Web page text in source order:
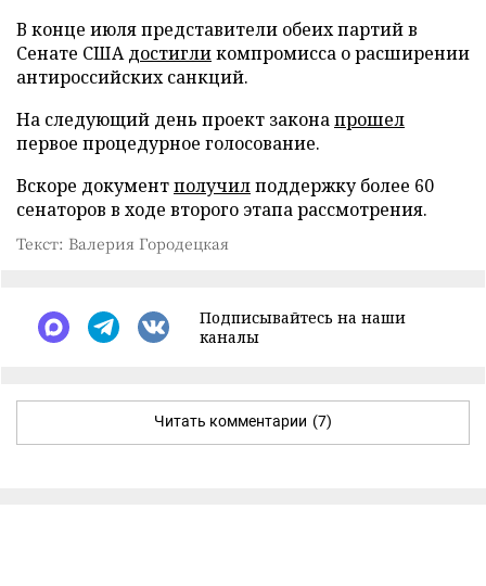
В конце июля представители обеих партий в
Сенате СШАдостигликомпромисса о расширении
антироссийских санкций.
На следующий день проект законапрошел
первое процедурное голосование.
Вскоре документполучилподдержку более 60
сенаторов в ходе второго этапа рассмотрения.
Текст: Валерия Городецкая
Подписывайтесь на наши
каналы
Читать комментарии (7)